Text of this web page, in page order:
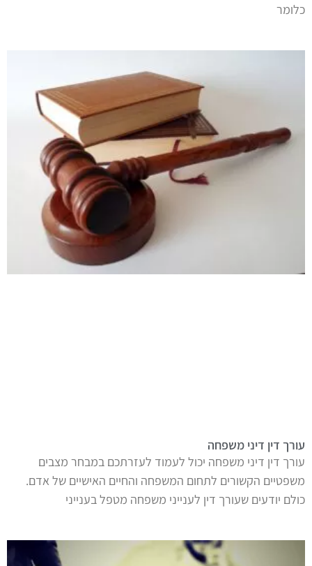
כלומר
עורך דין דיני משפחה
עורך דין דיני משפחה יכול לעמוד לעזרתכם במבחר מצבים
משפטיים הקשורים לתחום המשפחה והחיים האישיים של אדם.
כולם יודעים שעורך דין לענייני משפחה מטפל בענייני